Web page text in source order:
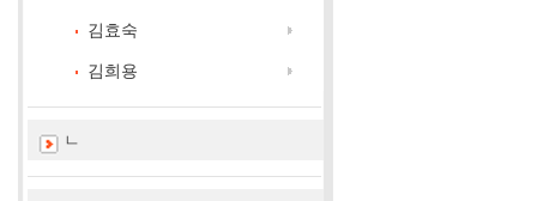
김효숙
김희용
ㄴ